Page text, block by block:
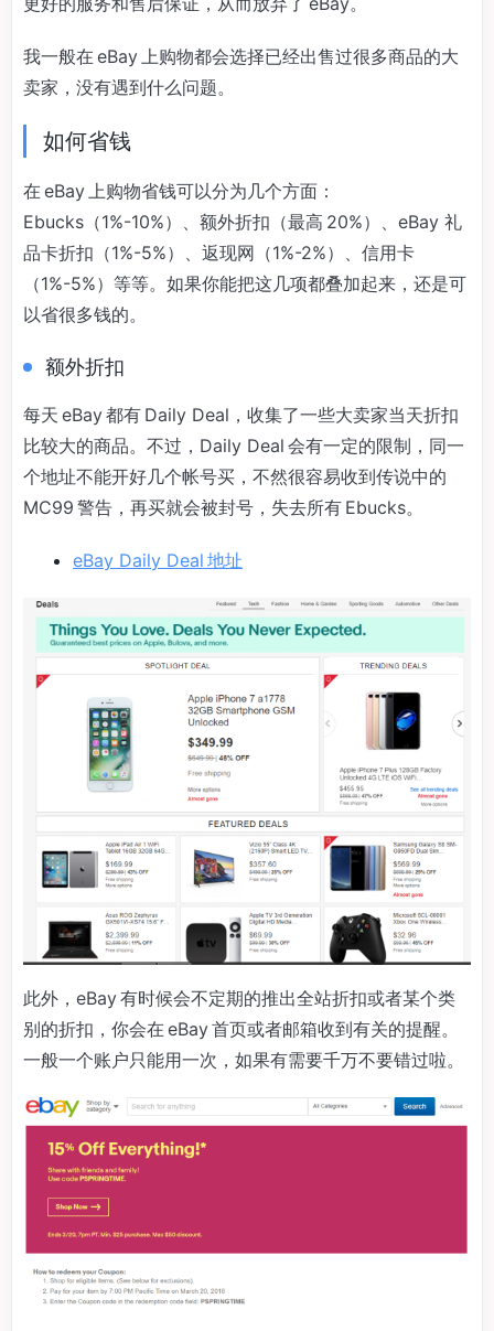
我一般在 eBay 上购物都会选择已经出售过很多商品的大
卖家，没有遇到什么问题。
如何省钱
在 eBay 上购物省钱可以分为几个方面：
Ebucks（1%-10%）、额外折扣（最高 20%）、eBay 礼
品卡折扣（1%-5%）、返现网（1%-2%）、信用卡
（1%-5%）等等。如果你能把这几项都叠加起来，还是可
以省很多钱的。
额外折扣
每天 eBay 都有 Daily Deal，收集了一些大卖家当天折扣
比较大的商品。不过，Daily Deal 会有一定的限制，同一
个地址不能开好几个帐号买，不然很容易收到传说中的
MC99 警告，再买就会被封号，失去所有 Ebucks。
eBay Daily Deal 地址
此外，eBay 有时候会不定期的推出全站折扣或者某个类
别的折扣，你会在 eBay 首页或者邮箱收到有关的提醒。
一般一个账户只能用一次，如果有需要千万不要错过啦。